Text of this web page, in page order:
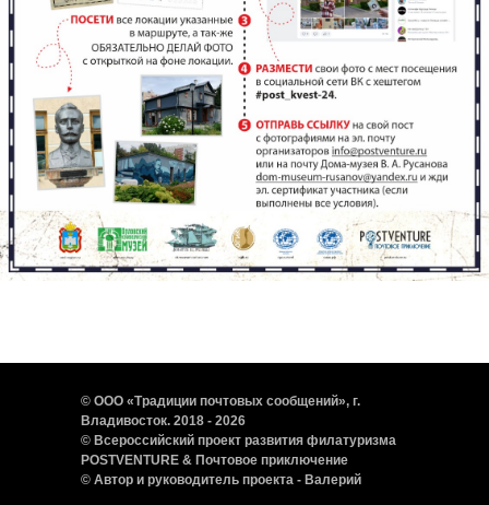
© ООО «Традиции почтовых сообщений», г.
Владивосток. 2018 - 2026
© Всероссийский проект развития филатуризма
POSTVENTURE & Почтовое приключение
© Автор и руководитель проекта - Валерий